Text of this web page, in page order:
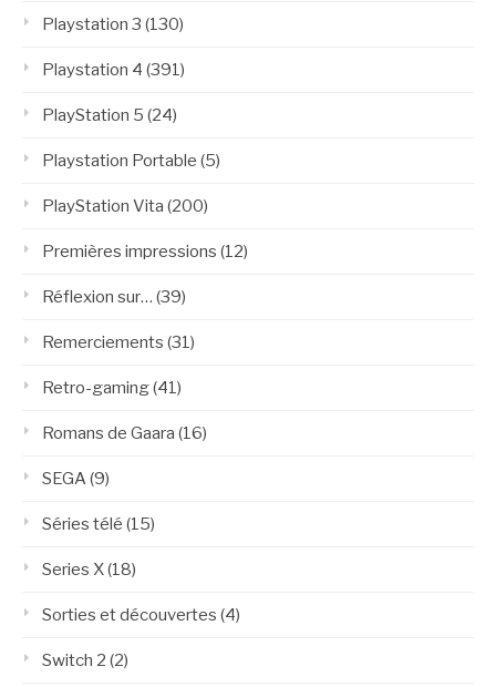
Playstation 3 (130)
Playstation 4 (391)
PlayStation 5 (24)
Playstation Portable (5)
PlayStation Vita (200)
Premières impressions (12)
Réflexion sur… (39)
Remerciements (31)
Retro-gaming(41)
Romans de Gaara (16)
SEGA(9)
Séries télé (15)
Series X(18)
Sorties et découvertes (4)
Switch 2 (2)